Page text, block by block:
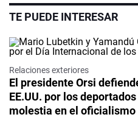
TE PUEDE INTERESAR
Relaciones exteriores
El presidente Orsi
EE.UU. por los
molestia en el oficialismo